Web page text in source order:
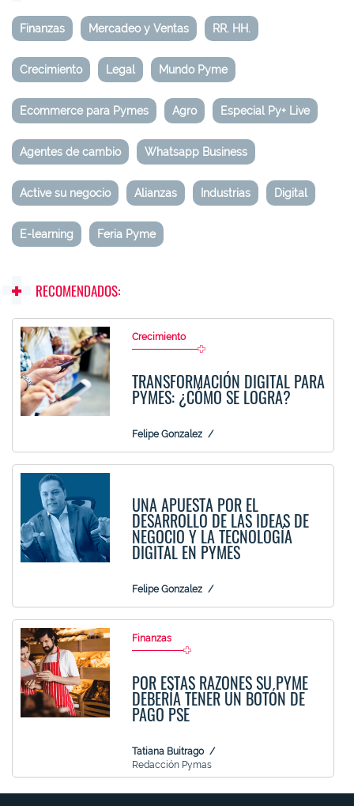
Finanzas Mercadeo y Ventas RR. HH.
Crecimiento Legal Mundo Pyme
Ecommerce para Pymes Agro Especial Py+ Live
Agentes de cambio Whatsapp Business
Active su negocio Alianzas Industrias Digital
E-learning Feria Pyme
RECOMENDADOS:
Crecimiento
TRANSFORMACIÓN DIGITAL PARA
PYMES: ¿CÓMO SE LOGRA?
Felipe Gonzalez
UNA APUESTA POR EL
DESARROLLO DE LAS IDEAS DE
NEGOCIO Y LA TECNOLOGÍA
DIGITAL EN PYMES
Felipe Gonzalez
Finanzas
POR ESTAS RAZONES SU PYME
DEBERÍA TENER UN BOTÓN DE
PAGO PSE
Tatiana Buitrago
Redacción Pymas